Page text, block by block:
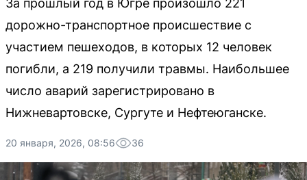
За прошлый год в Югре произошло 221
дорожно-транспортное происшествие с
участием пешеходов, в которых 12 человек
погибли, а 219 получили травмы. Наибольшее
число аварий зарегистрировано в
Нижневартовске, Сургуте и Нефтеюганске.
20 января, 2026, 08:56 36